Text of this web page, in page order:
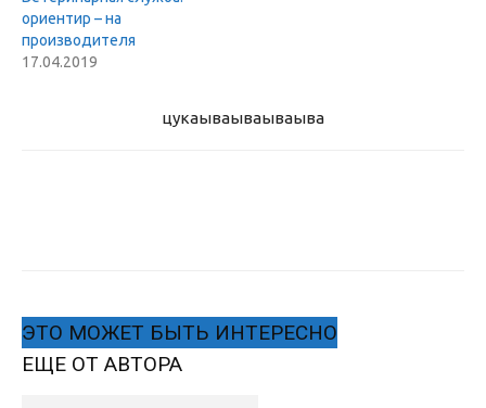
ориентир – на
производителя
17.04.2019
цукаываываываыва
ЭТО МОЖЕТ БЫТЬ ИНТЕРЕСНО
ЕЩЕ ОТ АВТОРА